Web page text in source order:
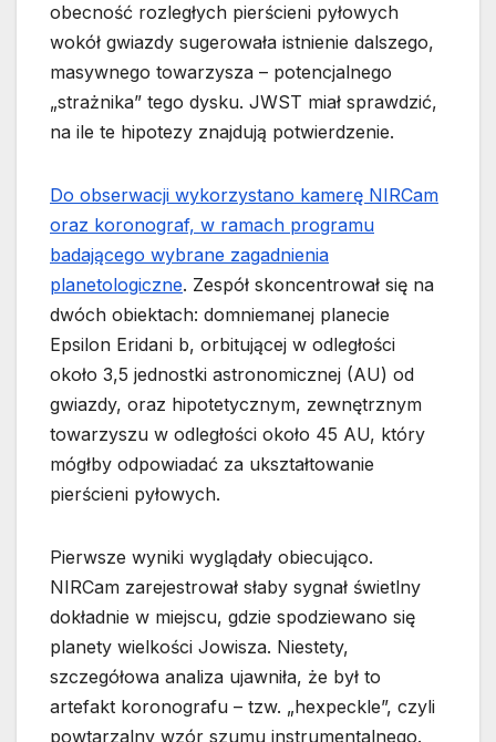
obecność rozległych pierścieni pyłowych
wokół gwiazdy sugerowała istnienie dalszego,
masywnego towarzysza – potencjalnego
„strażnika” tego dysku. JWST miał sprawdzić,
na ile te hipotezy znajdują potwierdzenie.
Do obserwacji wykorzystano kamerę NIRCam
oraz koronograf, w ramach programu
badającego wybrane zagadnienia
planetologiczne. Zespół skoncentrował się na
dwóch obiektach: domniemanej planecie
Epsilon Eridani b, orbitującej w odległości
około 3,5 jednostki astronomicznej (AU) od
gwiazdy, oraz hipotetycznym, zewnętrznym
towarzyszu w odległości około 45 AU, który
mógłby odpowiadać za ukształtowanie
pierścieni pyłowych.
Pierwsze wyniki wyglądały obiecująco.
NIRCam zarejestrował słaby sygnał świetlny
dokładnie w miejscu, gdzie spodziewano się
planety wielkości Jowisza. Niestety,
szczegółowa analiza ujawniła, że był to
artefakt koronografu – tzw. „hexpeckle”, czyli
powtarzalny wzór szumu instrumentalnego.